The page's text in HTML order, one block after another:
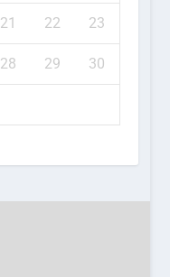
21 22 23
28 29 30